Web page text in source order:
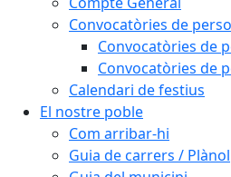
Convocatòries de
Convocatòries de
Convocatòries de
Calendari de festius
El nostre poble
Com arribar-hi
Guia de carrers / Plànol